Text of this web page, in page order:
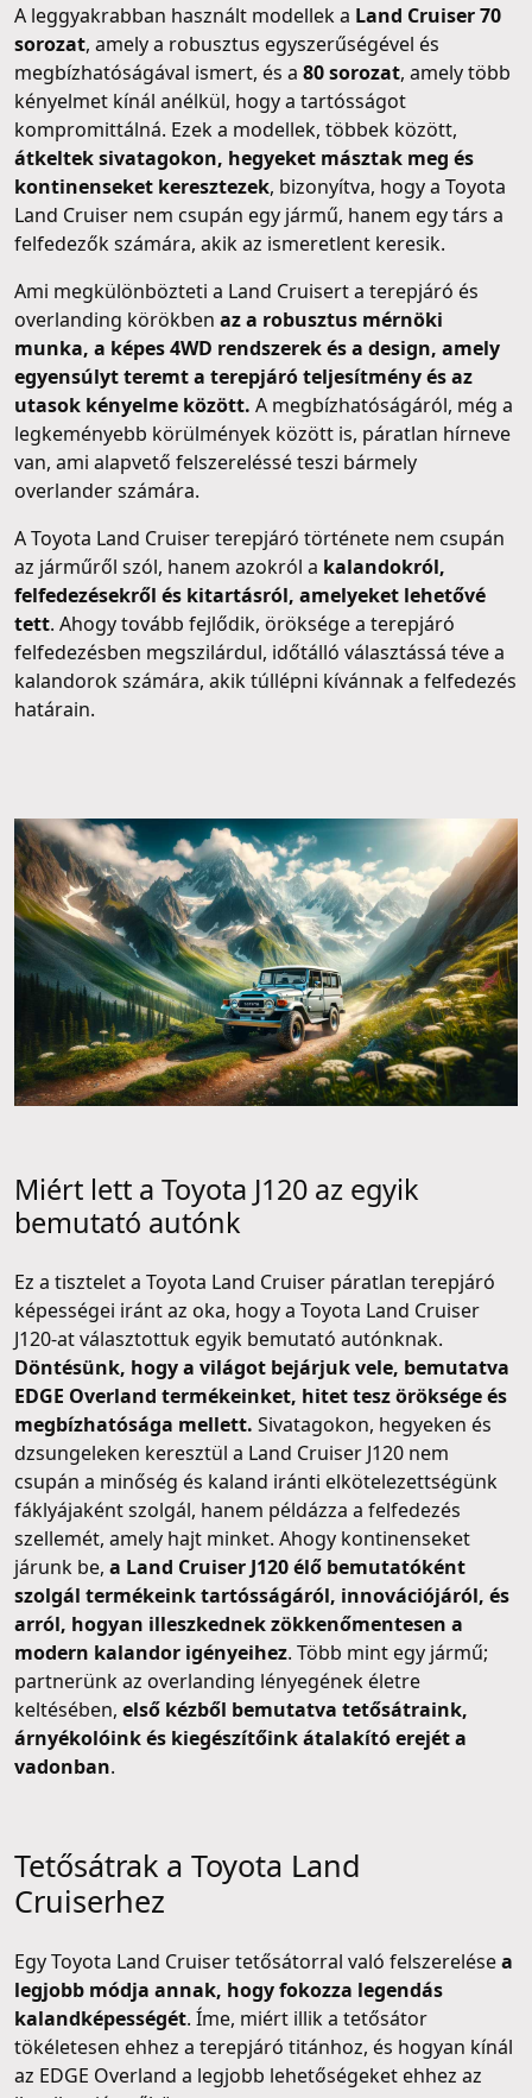
A leggyakrabban használt modellek a Land Cruiser 70
sorozat, amely a robusztus egyszerűségével és
megbízhatóságával ismert, és a 80 sorozat, amely több
kényelmet kínál anélkül, hogy a tartósságot
kompromittálná. Ezek a modellek, többek között,
átkeltek sivatagokon, hegyeket másztak meg és
kontinenseket keresztezek, bizonyítva, hogy a Toyota
Land Cruiser nem csupán egy jármű, hanem egy társ a
felfedezők számára, akik az ismeretlent keresik.
Ami megkülönbözteti a Land Cruisert a terepjáró és
overlanding körökben az a robusztus mérnöki
munka, a képes 4WD rendszerek és a design, amely
egyensúlyt teremt a terepjáró teljesítmény és az
utasok kényelme között. A megbízhatóságáról, még a
legkeményebb körülmények között is, páratlan hírneve
van, ami alapvető felszereléssé teszi bármely
overlander számára.
A Toyota Land Cruiser terepjáró története nem csupán
az járműről szól, hanem azokról a kalandokról,
felfedezésekről és kitartásról, amelyeket lehetővé
tett. Ahogy tovább fejlődik, öröksége a terepjáró
felfedezésben megszilárdul, időtálló választássá téve a
kalandorok számára, akik túllépni kívánnak a felfedezés
határain.
Miért lett a Toyota J120 az egyik
bemutató autónk
Ez a tisztelet a Toyota Land Cruiser páratlan terepjáró
képességei iránt az oka, hogy a Toyota Land Cruiser
J120-at választottuk egyik bemutató autónknak.
Döntésünk, hogy a világot bejárjuk vele, bemutatva
EDGE Overland termékeinket, hitet tesz öröksége és
megbízhatósága mellett. Sivatagokon, hegyeken és
dzsungeleken keresztül a Land Cruiser J120 nem
csupán a minőség és kaland iránti elkötelezettségünk
fáklyájaként szolgál, hanem példázza a felfedezés
szellemét, amely hajt minket. Ahogy kontinenseket
járunk be, a Land Cruiser J120 élő bemutatóként
szolgál termékeink tartósságáról, innovációjáról, és
arról, hogyan illeszkednek zökkenőmentesen a
modern kalandor igényeihez. Több mint egy jármű;
partnerünk az overlanding lényegének életre
keltésében, első kézből bemutatva tetősátraink,
árnyékolóink és kiegészítőink átalakító erejét a
vadonban.
Tetősátrak a Toyota Land
Cruiserhez
Egy Toyota Land Cruiser tetősátorral való felszerelésea
legjobb módja annak, hogy fokozza legendás
kalandképességét. Íme, miért illik a tetősátor
tökéletesen ehhez a terepjáró titánhoz, és hogyan kínál
az EDGE Overland a legjobb lehetőségeket ehhez az